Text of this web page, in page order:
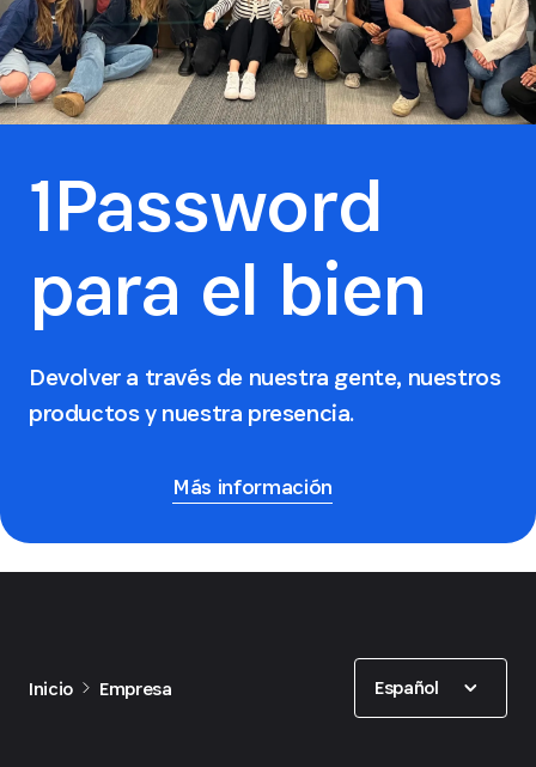
1Password
para el bien
Devolver a través de nuestra gente, nuestros
productos y nuestra presencia.
Más información
Inicio Empresa Español